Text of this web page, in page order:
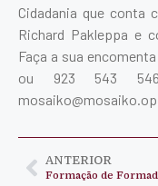
Cidadania que conta
Richard Pakleppa e
Faça a sua
ou 923 543
ANTERIOR